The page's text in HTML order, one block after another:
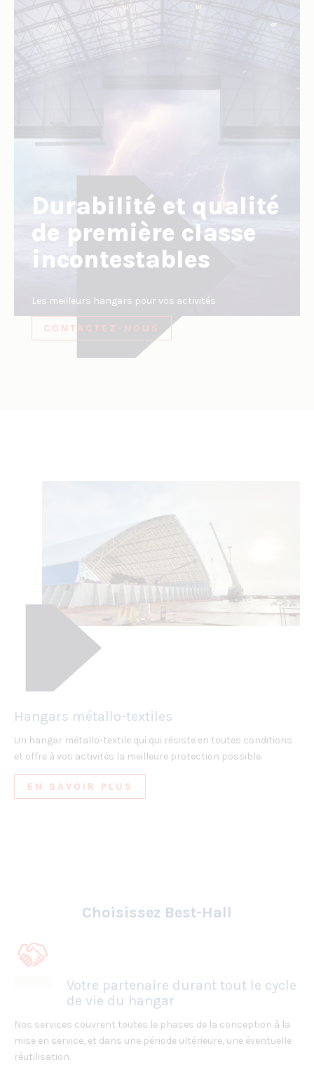
Durabilité et qualité
de première classe
incontestables
Les meilleurs hangars pour vos activités
CONTACTEZ-NOUS
Hangars métallo-textiles
Un hangar métallo-textile qui qui résiste en toutes conditions
et offre à vos activités la meilleure protection possible.
EN SAVOIR PLUS
Choisissez Best-Hall
Votre partenaire durant tout le cycle
de vie du hangar
Nos services couvrent toutes le phases de la conception à la
mise en service, et dans une période ultérieure, une éventuelle
réutilisation.